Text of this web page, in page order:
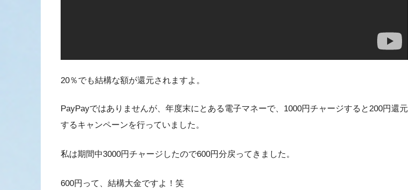
20％でも結構な額が還元されますよ。
PayPayではありませんが、年度末にとある電子マネーで、1000円チャージすると200円還元
するキャンペーンを行っていました。
私は期間中3000円チャージしたので600円分戻ってきました。
600円って、結構大金ですよ！笑